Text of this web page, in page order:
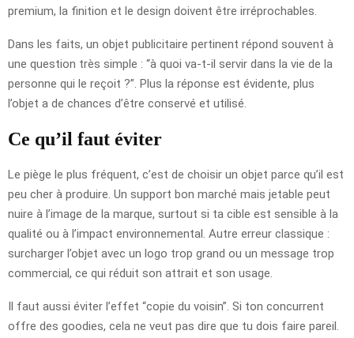
premium, la finition et le design doivent être irréprochables.
Dans les faits, un objet publicitaire pertinent répond souvent à
une question très simple : “à quoi va-t-il servir dans la vie de la
personne qui le reçoit ?”. Plus la réponse est évidente, plus
l’objet a de chances d’être conservé et utilisé.
Ce qu’il faut éviter
Le piège le plus fréquent, c’est de choisir un objet parce qu’il est
peu cher à produire. Un support bon marché mais jetable peut
nuire à l’image de la marque, surtout si ta cible est sensible à la
qualité ou à l’impact environnemental. Autre erreur classique :
surcharger l’objet avec un logo trop grand ou un message trop
commercial, ce qui réduit son attrait et son usage.
Il faut aussi éviter l’effet “copie du voisin”. Si ton concurrent
offre des goodies, cela ne veut pas dire que tu dois faire pareil.